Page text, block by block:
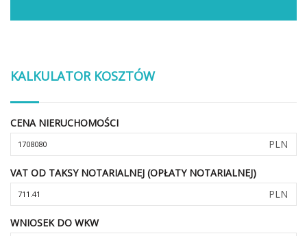
KALKULATOR KOSZTÓW
CENA NIERUCHOMOŚCI
PLN
VAT OD TAKSY NOTARIALNEJ (OPŁATY NOTARIALNEJ)
PLN
WNIOSEK DO WKW